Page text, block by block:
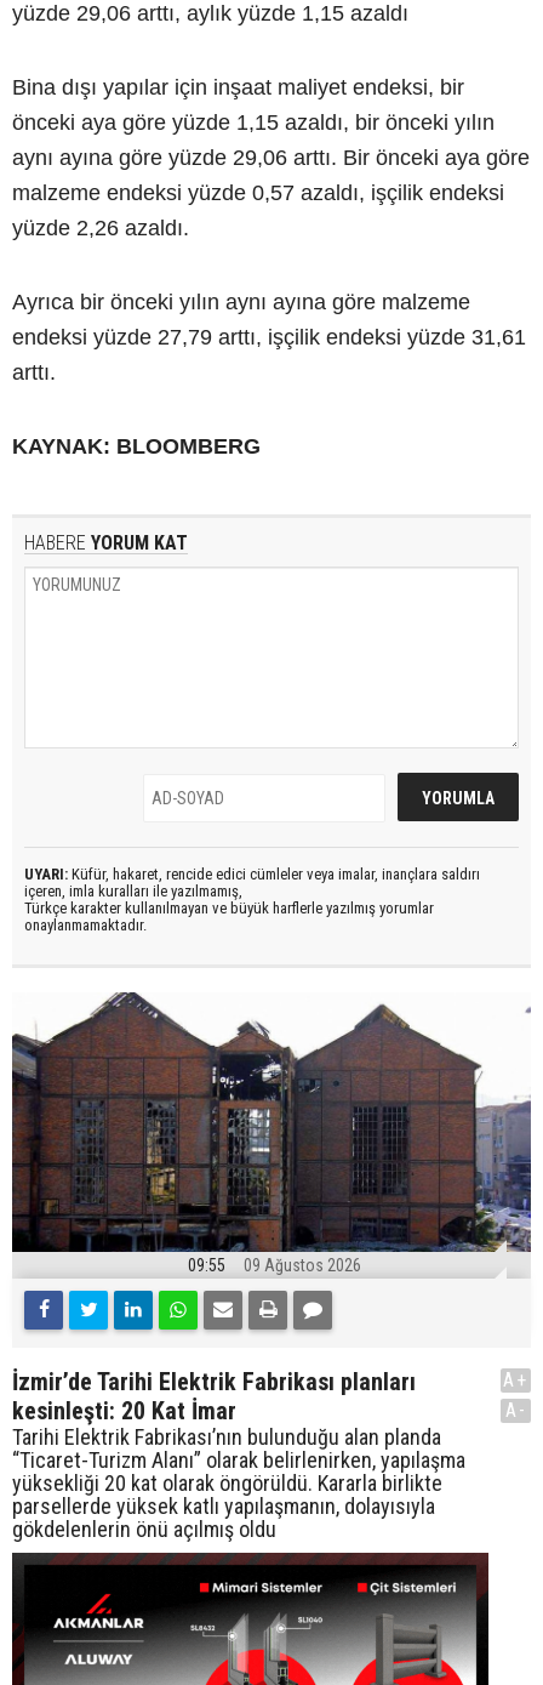
yüzde 29,06 arttı, aylık yüzde 1,15 azaldı
Bina dışı yapılar için inşaat maliyet endeksi, bir
önceki aya göre yüzde 1,15 azaldı, bir önceki yılın
aynı ayına göre yüzde 29,06 arttı. Bir önceki aya göre
malzeme endeksi yüzde 0,57 azaldı, işçilik endeksi
yüzde 2,26 azaldı.
Ayrıca bir önceki yılın aynı ayına göre malzeme
endeksi yüzde 27,79 arttı, işçilik endeksi yüzde 31,61
arttı.
KAYNAK: BLOOMBERG
HABERE YORUM KAT
UYARI: Küfür, hakaret, rencide edici cümleler veya imalar, inançlara saldırı
içeren, imla kuralları ile yazılmamış,
Türkçe karakter kullanılmayan ve büyük harflerle yazılmış yorumlar
onaylanmamaktadır.
09:55 09 Ağustos 2026
İzmir’de Tarihi Elektrik Fabrikası planları
kesinleşti: 20 Kat İmar
Tarihi Elektrik Fabrikası’nın bulunduğu alan planda
“Ticaret-Turizm Alanı” olarak belirlenirken, yapılaşma
yüksekliği 20 kat olarak öngörüldü. Kararla birlikte
parsellerde yüksek katlı yapılaşmanın, dolayısıyla
gökdelenlerin önü açılmış oldu
A+
A-